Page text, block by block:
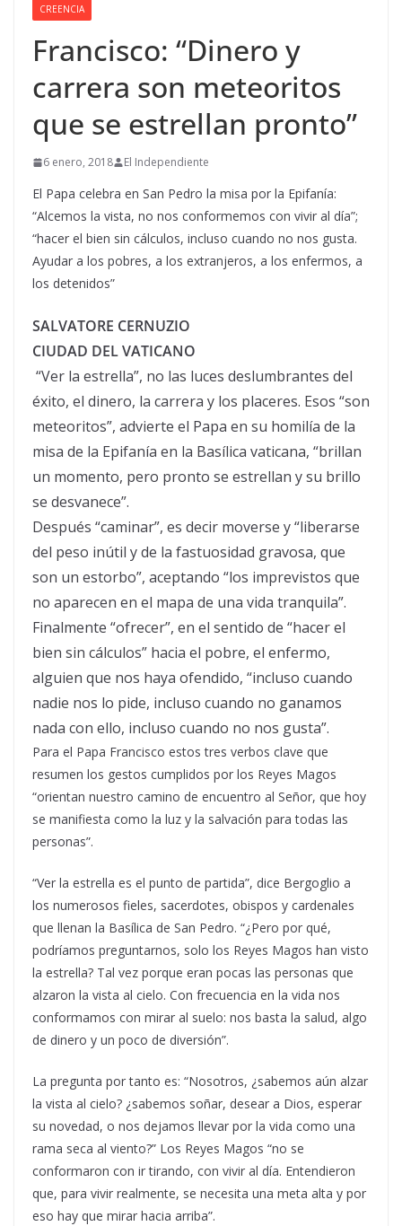
CREENCIA
Francisco: “Dinero y
carrera son meteoritos
que se estrellan pronto”
6 enero, 2018 El Independiente
El Papa celebra en San Pedro la misa por la Epifanía:
“Alcemos la vista, no nos conformemos con vivir al día”;
“hacer el bien sin cálculos, incluso cuando no nos gusta.
Ayudar a los pobres, a los extranjeros, a los enfermos, a
los detenidos”
SALVATORE CERNUZIO
CIUDAD DEL VATICANO
“Ver la estrella”, no las luces deslumbrantes del
éxito, el dinero, la carrera y los placeres. Esos “son
meteoritos”, advierte el Papa en su homilía de la
misa de la Epifanía en la Basílica vaticana, “brillan
un momento, pero pronto se estrellan y su brillo
se desvanece”.
Después “caminar”, es decir moverse y “liberarse
del peso inútil y de la fastuosidad gravosa, que
son un estorbo”, aceptando “los imprevistos que
no aparecen en el mapa de una vida tranquila”.
Finalmente “ofrecer”, en el sentido de “hacer el
bien sin cálculos” hacia el pobre, el enfermo,
alguien que nos haya ofendido, “incluso cuando
nadie nos lo pide, incluso cuando no ganamos
nada con ello, incluso cuando no nos gusta”.
Para el Papa Francisco estos tres verbos clave que
resumen los gestos cumplidos por los Reyes Magos
“orientan nuestro camino de encuentro al Señor, que hoy
se manifiesta como la luz y la salvación para todas las
personas”.
“Ver la estrella es el punto de partida”, dice Bergoglio a
los numerosos fieles, sacerdotes, obispos y cardenales
que llenan la Basílica de San Pedro. “¿Pero por qué,
podríamos preguntarnos, solo los Reyes Magos han visto
la estrella? Tal vez porque eran pocas las personas que
alzaron la vista al cielo. Con frecuencia en la vida nos
conformamos con mirar al suelo: nos basta la salud, algo
de dinero y un poco de diversión”.
La pregunta por tanto es: “Nosotros, ¿sabemos aún alzar
la vista al cielo? ¿sabemos soñar, desear a Dios, esperar
su novedad, o nos dejamos llevar por la vida como una
rama seca al viento?” Los Reyes Magos “no se
conformaron con ir tirando, con vivir al día. Entendieron
que, para vivir realmente, se necesita una meta alta y por
eso hay que mirar hacia arriba”.